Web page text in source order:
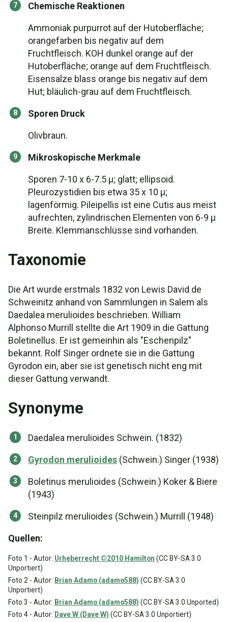
Chemische Reaktionen
Ammoniak purpurrot auf der Hutoberfläche;
orangefarben bis negativ auf dem
Fruchtfleisch. KOH dunkel orange auf der
Hutoberfläche; orange auf dem Fruchtfleisch.
Eisensalze blass orange bis negativ auf dem
Hut; bläulich-grau auf dem Fruchtfleisch.
Sporen Druck
Olivbraun.
Mikroskopische Merkmale
Sporen 7-10 x 6-7.5 µ; glatt; ellipsoid.
Pleurozystidien bis etwa 35 x 10 µ;
lagenförmig. Pileipellis ist eine Cutis aus meist
aufrechten, zylindrischen Elementen von 6-9 µ
Breite. Klemmanschlüsse sind vorhanden.
Taxonomie
Die Art wurde erstmals 1832 von Lewis David de
Schweinitz anhand von Sammlungen in Salem als
Daedalea merulioides beschrieben. William
Alphonso Murrill stellte die Art 1909 in die Gattung
Boletinellus. Er ist gemeinhin als "Eschenpilz"
bekannt. Rolf Singer ordnete sie in die Gattung
Gyrodon ein, aber sie ist genetisch nicht eng mit
dieser Gattung verwandt.
Synonyme
Daedalea merulioides Schwein. (1832)
Gyrodon merulioides (Schwein.) Singer (1938)
Boletinus merulioides (Schwein.) Koker & Biere
(1943)
Steinpilz merulioides (Schwein.) Murrill (1948)
Quellen:
Foto 1 - Autor: Urheberrecht ©2010 Hamilton (CC BY-SA 3.0
Unportiert)
Foto 2 - Autor: Brian Adamo (adamo588) (CC BY-SA 3.0
Unportiert)
Foto 3 - Autor: Brian Adamo (adamo588) (CC BY-SA 3.0 Unported)
Foto 4 - Autor: Dave W (Dave W) (CC BY-SA 3.0 Unportiert)